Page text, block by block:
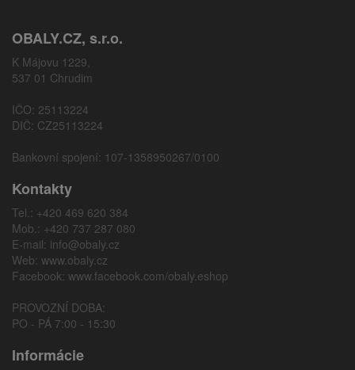
OBALY.CZ, s.r.o.
K Májovu 1229,
537 01 Chrudim
IČO: 25113224
DIČ: CZ25113224
Bankovní spojení: 107-1358950267/0100
Kontakty
Tel.: +420 469 620 384
Mob.: +420 737 287 080
E-mail: info@obaly.cz
Web: www.obaly.cz
Facebook: www.facebook.com/obaly.eshop
PROVOZNÍ DOBA:
PO - PÁ 7:00 - 15:30
Informácie